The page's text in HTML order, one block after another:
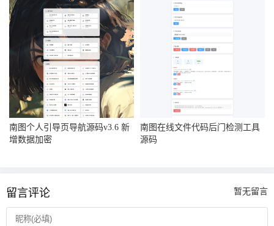
南图个人引导页导航源码v3.6 新
增数据加密
南图在线文件代码后门检测工具
源码
留言评论 暂无留言